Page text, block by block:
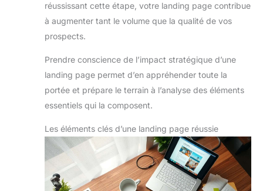
réussissant cette étape, votre landing page contribue
à augmenter tant le volume que la qualité de vos
prospects.
Prendre conscience de l’impact stratégique d’une
landing page permet d’en appréhender toute la
portée et prépare le terrain à l’analyse des éléments
essentiels qui la composent.
Les éléments clés d’une landing page réussie